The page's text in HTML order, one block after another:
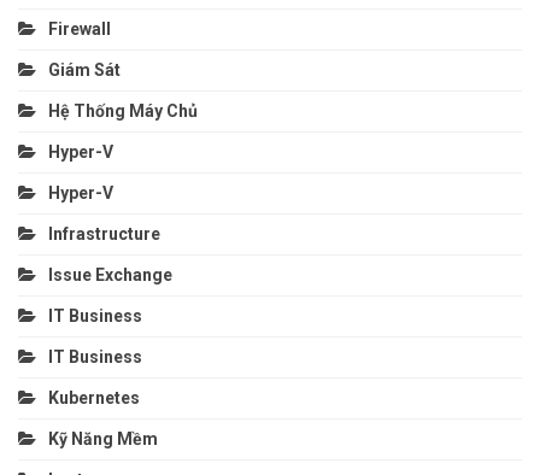
Firewall
Giám Sát
Hệ Thống Máy Chủ
Hyper-V
Hyper-V
Infrastructure
Issue Exchange
IT Business
IT Business
Kubernetes
Kỹ Năng Mềm